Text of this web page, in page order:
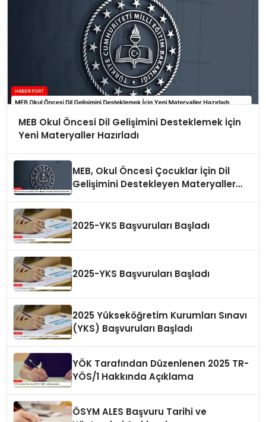
MEB Okul Öncesi Dil Gelişimini Desteklemek İçin
Yeni Materyaller Hazırladı
MEB, Okul Öncesi Çocuklar İçin Dil
Gelişimini Destekleyen Materyaller
2025-YKS Başvuruları Başladı
2025-YKS Başvuruları Başladı
2025 Yükseköğretim Kurumları Sınavı
(YKS) Başvuruları Başladı
YÖK Tarafından Düzenlenen 2025 TR-
YÖS/1 Hakkında Açıklama
ÖSYM ALES Başvuru Tarihi ve